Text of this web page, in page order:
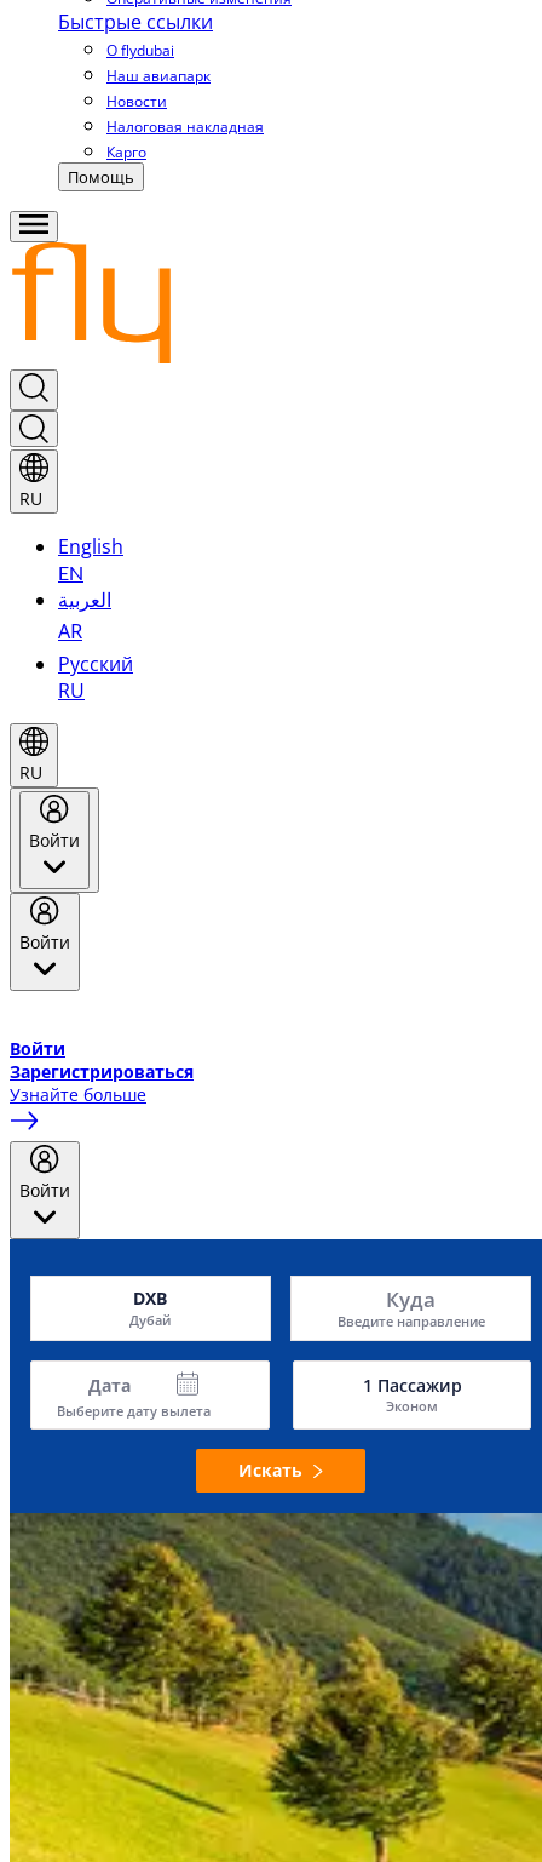
Быстрые ссылки
О flydubai
Наш авиапарк
Новости
Налоговая накладная
Карго
Помощь
RU
English
EN
العربية
AR
Русский
RU
RU
Войти
Войти
Войти
Зарегистрироваться
Узнайте больше
Войти
DXB
Дубай
Куда
Введите направление
Дата
Выберите дату вылета
1 Пассажир
Эконом
Искать